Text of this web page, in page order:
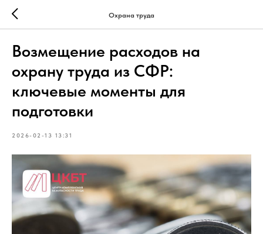
Охрана труда
Возмещение расходов на
охрану труда из СФР:
ключевые моменты для
подготовки
2026-02-13 13:31